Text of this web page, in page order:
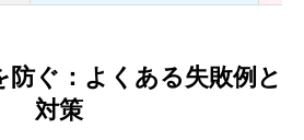
防ぐ：よくある失敗例と
対策